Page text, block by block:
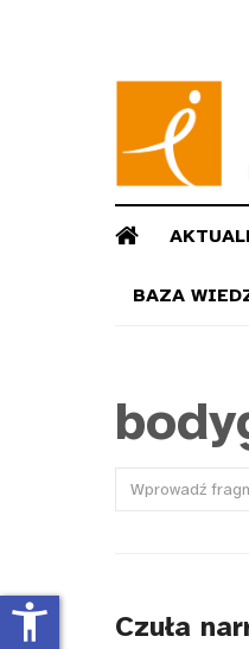
BAZA
Wprowadź
Czuła
accessibility_new